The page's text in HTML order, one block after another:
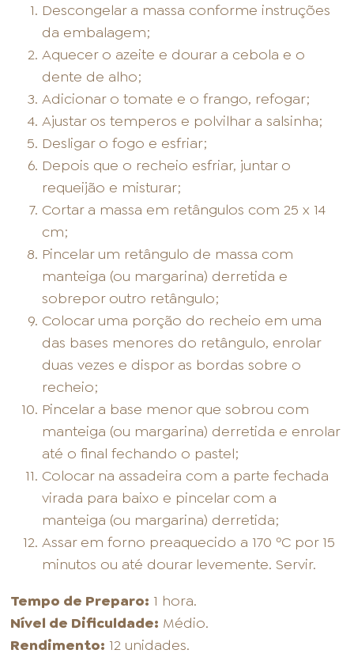
Descongelar a massa conforme instruções
da embalagem;
Aquecer o azeite e dourar a cebola e o
dente de alho;
Adicionar o tomate e o frango, refogar;
Ajustar os temperos e polvilhar a salsinha;
Desligar o fogo e esfriar;
Depois que o recheio esfriar, juntar o
requeijão e misturar;
Cortar a massa em retângulos com 25 x 14
cm;
Pincelar um retângulo de massa com
manteiga (ou margarina) derretida e
sobrepor outro retângulo;
Colocar uma porção do recheio em uma
das bases menores do retângulo, enrolar
duas vezes e dispor as bordas sobre o
recheio;
Pincelar a base menor que sobrou com
manteiga (ou margarina) derretida e enrolar
até o final fechando o pastel;
Colocar na assadeira com a parte fechada
virada para baixo e pincelar com a
manteiga (ou margarina) derretida;
Assar em forno preaquecido a 170 ºC por 15
minutos ou até dourar levemente. Servir.
Tempo de Preparo: 1 hora.
Nível de Dificuldade: Médio.
Rendimento: 12 unidades.